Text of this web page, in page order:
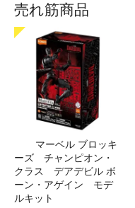
売れ筋商品
マーベル ブロッキ
ーズ チャンピオン・
クラス デアデビル ボ
ーン・アゲイン モデ
ルキット